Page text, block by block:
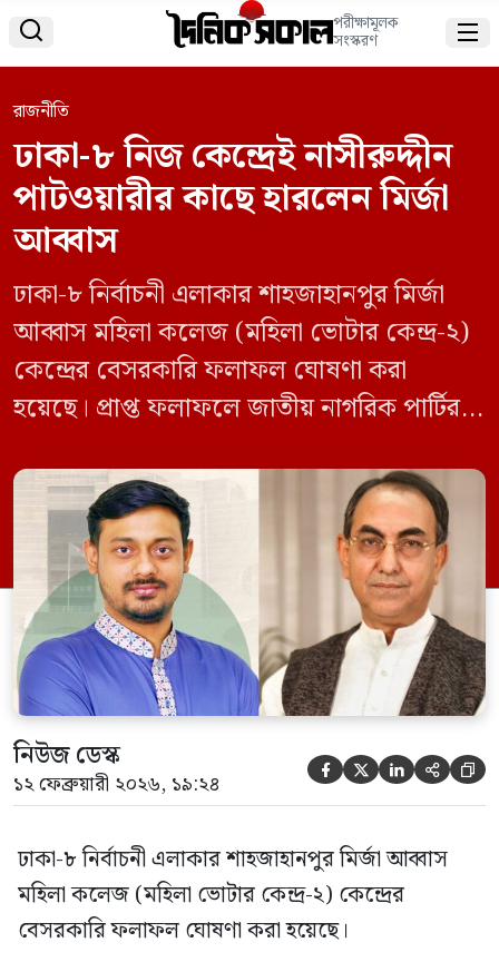
 পরীক্ষামূলক
সংস্করণ 
রাজনীতি
ঢাকা-৮ নিজ কেন্দ্রেই নাসীরুদ্দীন
পাটওয়ারীর কাছে হারলেন মির্জা
আব্বাস
ঢাকা-৮ নির্বাচনী এলাকার শাহজাহানপুর মির্জা
আব্বাস মহিলা কলেজ (মহিলা ভোটার কেন্দ্র-২)
কেন্দ্রের বেসরকারি ফলাফল ঘোষণা করা
হয়েছে। প্রাপ্ত ফলাফলে জাতীয় নাগরিক পার্টির
শাপলা কলি প্রতীকে ৫২৩ ভোট পেয়ে ওই কেন্দ্রে
জয়লাভ করেছেন। তার নিকটতম প্রতিদ্বন্দ্বী
বিএনপির প্রার্থী মির্জা আব্বাস উদ্দিন আহমেদ
ধানের শীষ প্রতীকে পেয়েছেন ৫১৬ ভোট।
অত্যন্ত হাড্ডাহাড্ডি লড়াইয়ের […]
নিউজ ডেস্ক
১২ ফেব্রুয়ারী ২০২৬, ১৯:২৪     
ঢাকা-৮ নির্বাচনী এলাকার শাহজাহানপুর মির্জা আব্বাস
মহিলা কলেজ (মহিলা ভোটার কেন্দ্র-২) কেন্দ্রের
বেসরকারি ফলাফল ঘোষণা করা হয়েছে।